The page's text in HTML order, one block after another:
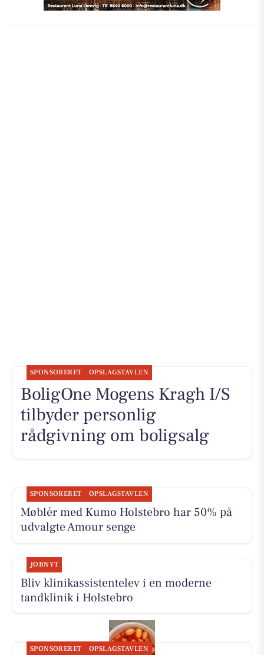
SPONSORERET OPSLAGSTAVLEN
BoligOne Mogens Kragh I/S
tilbyder personlig
rådgivning om boligsalg
SPONSORERET OPSLAGSTAVLEN
Møblér med Kumo Holstebro har 50% på
udvalgte Amour senge
JOBNYT
Bliv klinikassistentelev i en moderne
tandklinik i Holstebro
SPONSORERET OPSLAGSTAVLEN